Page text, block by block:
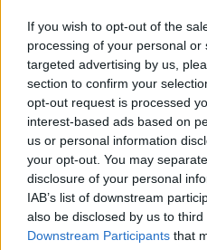
If you wish to opt-out of the
processing of your personal
targeted advertising by us,
section to confirm your
opt-out request is processed
interest-based ads based on
us or personal information
your opt-out. You may
disclosure of your personal
IAB’s list of downstream
also be disclosed by us to
Downstream Participants that